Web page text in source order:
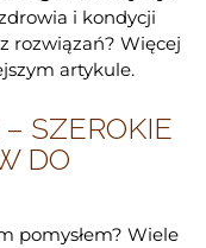
i kondycji
rozwiązań? Więcej
artykule.
SZEROKIE
DO
pomysłem? Wiele